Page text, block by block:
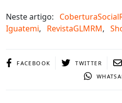
Neste artigo:
Iguatemi, RevistaGLMRM,
FACEBOOK TWITTER